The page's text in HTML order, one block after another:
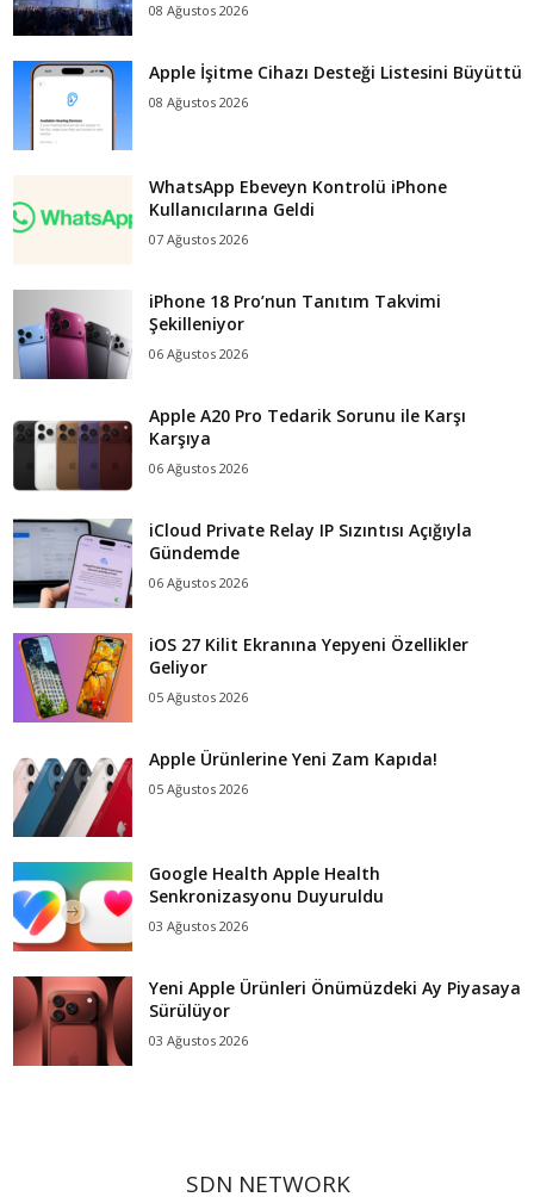
08 Ağustos 2026
Apple İşitme Cihazı Desteği Listesini Büyüttü
08 Ağustos 2026
WhatsApp Ebeveyn Kontrolü iPhone
Kullanıcılarına Geldi
07 Ağustos 2026
iPhone 18 Pro’nun Tanıtım Takvimi
Şekilleniyor
06 Ağustos 2026
Apple A20 Pro Tedarik Sorunu ile Karşı
Karşıya
06 Ağustos 2026
iCloud Private Relay IP Sızıntısı Açığıyla
Gündemde
06 Ağustos 2026
iOS 27 Kilit Ekranına Yepyeni Özellikler
Geliyor
05 Ağustos 2026
Apple Ürünlerine Yeni Zam Kapıda!
05 Ağustos 2026
Google Health Apple Health
Senkronizasyonu Duyuruldu
03 Ağustos 2026
Yeni Apple Ürünleri Önümüzdeki Ay Piyasaya
Sürülüyor
03 Ağustos 2026
SDN NETWORK